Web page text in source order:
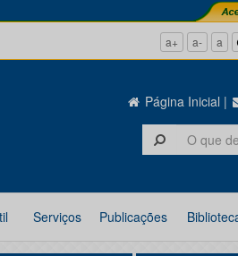
a+ a- a
Página Inicial |
Serviços Publicações